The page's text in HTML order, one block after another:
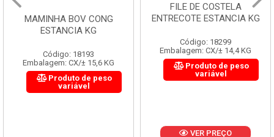
MAMINHA BOV CONG
ESTANCIA KG
Código: 18193
Embalagem: CX/± 15,6 KG
Produto de peso
variável
FILE DE COSTELA
ENTRECOTE ESTANCIA KG
Código: 18299
Embalagem: CX/± 14,4 KG
Produto de peso
variável
VER PREÇO